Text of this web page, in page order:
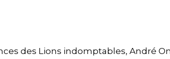
des Lions indomptables, André